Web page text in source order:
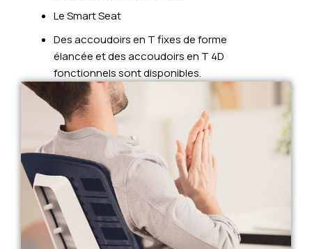
Le Smart Seat
Des accoudoirs en T fixes de forme
élancée et des accoudoirs en T 4D
fonctionnels sont disponibles.